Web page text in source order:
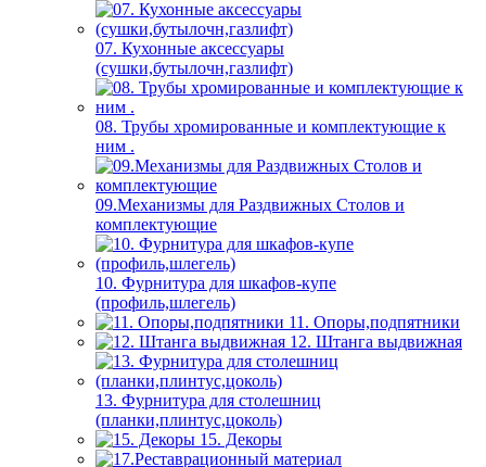
07. Кухонные аксессуары
(сушки,бутылочн,газлифт)
08. Трубы хромированные и комплектующие к
ним .
09.Механизмы для Раздвижных Столов и
комплектующие
10. Фурнитура для шкафов-купе
(профиль,шлегель)
11. Опоры,подпятники
12. Штанга выдвижная
13. Фурнитура для столешниц
(планки,плинтус,цоколь)
15. Декоры